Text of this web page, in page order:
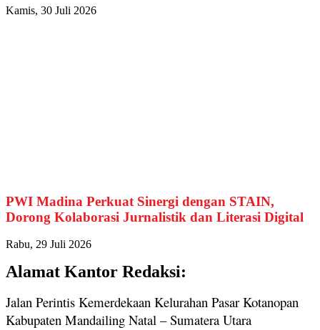
Kamis, 30 Juli 2026
PWI Madina Perkuat Sinergi dengan STAIN,
Dorong Kolaborasi Jurnalistik dan Literasi Digital
Rabu, 29 Juli 2026
Alamat Kantor Redaksi:
Jalan Perintis Kemerdekaan Kelurahan Pasar Kotanopan
Kabupaten Mandailing Natal – Sumatera Utara